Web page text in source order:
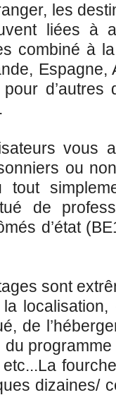
les
liées à
combiné à
Espagne,
d’autres
vous
ou
tout
de
d’état
sont
localisation,
de
dizaines/